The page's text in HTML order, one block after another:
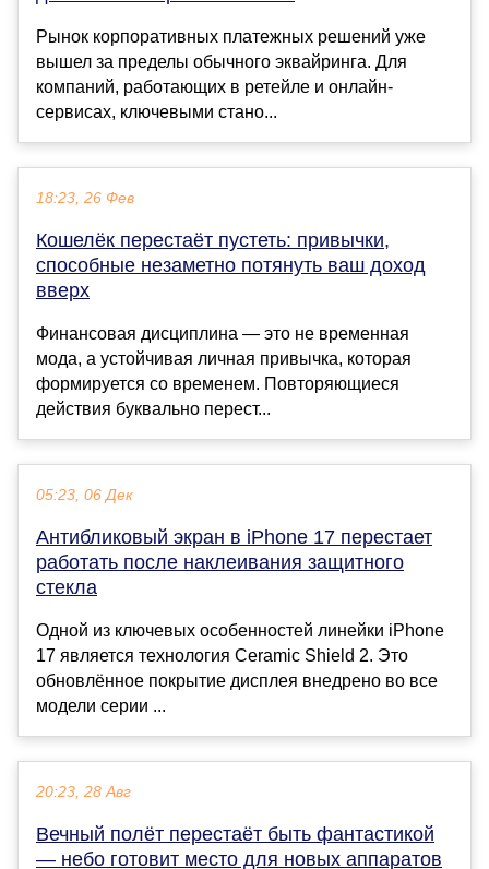
Рынок корпоративных платежных решений уже
вышел за пределы обычного эквайринга. Для
компаний, работающих в ретейле и онлайн-
сервисах, ключевыми стано...
18:23, 26 Фев
Кошелёк перестаёт пустеть: привычки,
способные незаметно потянуть ваш доход
вверх
Финансовая дисциплина — это не временная
мода, а устойчивая личная привычка, которая
формируется со временем. Повторяющиеся
действия буквально перест...
05:23, 06 Дек
Антибликовый экран в iPhone 17 перестает
работать после наклеивания защитного
стекла
Одной из ключевых особенностей линейки iPhone
17 является технология Ceramic Shield 2. Это
обновлённое покрытие дисплея внедрено во все
модели серии ...
20:23, 28 Авг
Вечный полёт перестаёт быть фантастикой
— небо готовит место для новых аппаратов